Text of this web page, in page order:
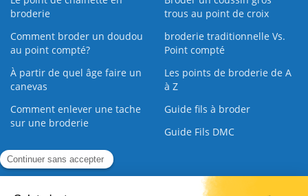
broderie
trous au point de croix
Comment broder un doudou
au point compté?
broderie traditionnelle Vs.
Point compté
À partir de quel âge faire un
canevas
Les points de broderie de A
à Z
Comment enlever une tache
sur une broderie
Guide fils à broder
Guide Fils DMC
Guide de la Broderie